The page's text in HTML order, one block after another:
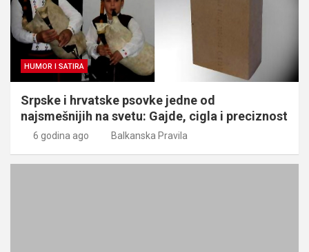
HUMOR I SATIRA
Srpske i hrvatske psovke jedne od
najsmešnijih na svetu: Gajde, cigla i preciznost
6 godina ago Balkanska Pravila